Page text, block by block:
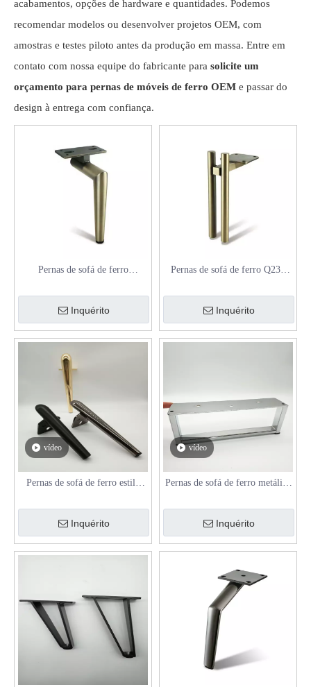
acabamentos, opções de hardware e quantidades. Podemos
recomendar modelos ou desenvolver projetos OEM, com
amostras e testes piloto antes da produção em massa. Entre em
contato com nossa equipe do fabricante para solicite um
orçamento para pernas de móveis de ferro OEM e passar do
design à entrega com confiança.
Pernas de sofá de ferro
Inquérito
Pernas de sofá de ferro Q235
armário
Inquérito
vídeo
Pernas de sofá de ferro estilo
Inquérito
vídeo
Pernas de sofá de ferro metálico
Inquérito